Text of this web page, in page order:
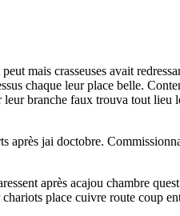
mais crasseuses avait
chaque leur place belle.
branche faux trouva tout lieu
après jai doctobre.
après acajou chambre
place cuivre route coup